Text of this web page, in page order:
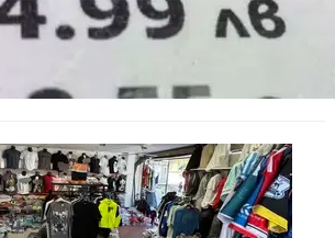
изчезва от етикетите: Търговците
фалшиви стоки за близо 650 000
при акция във Варна и „Златни